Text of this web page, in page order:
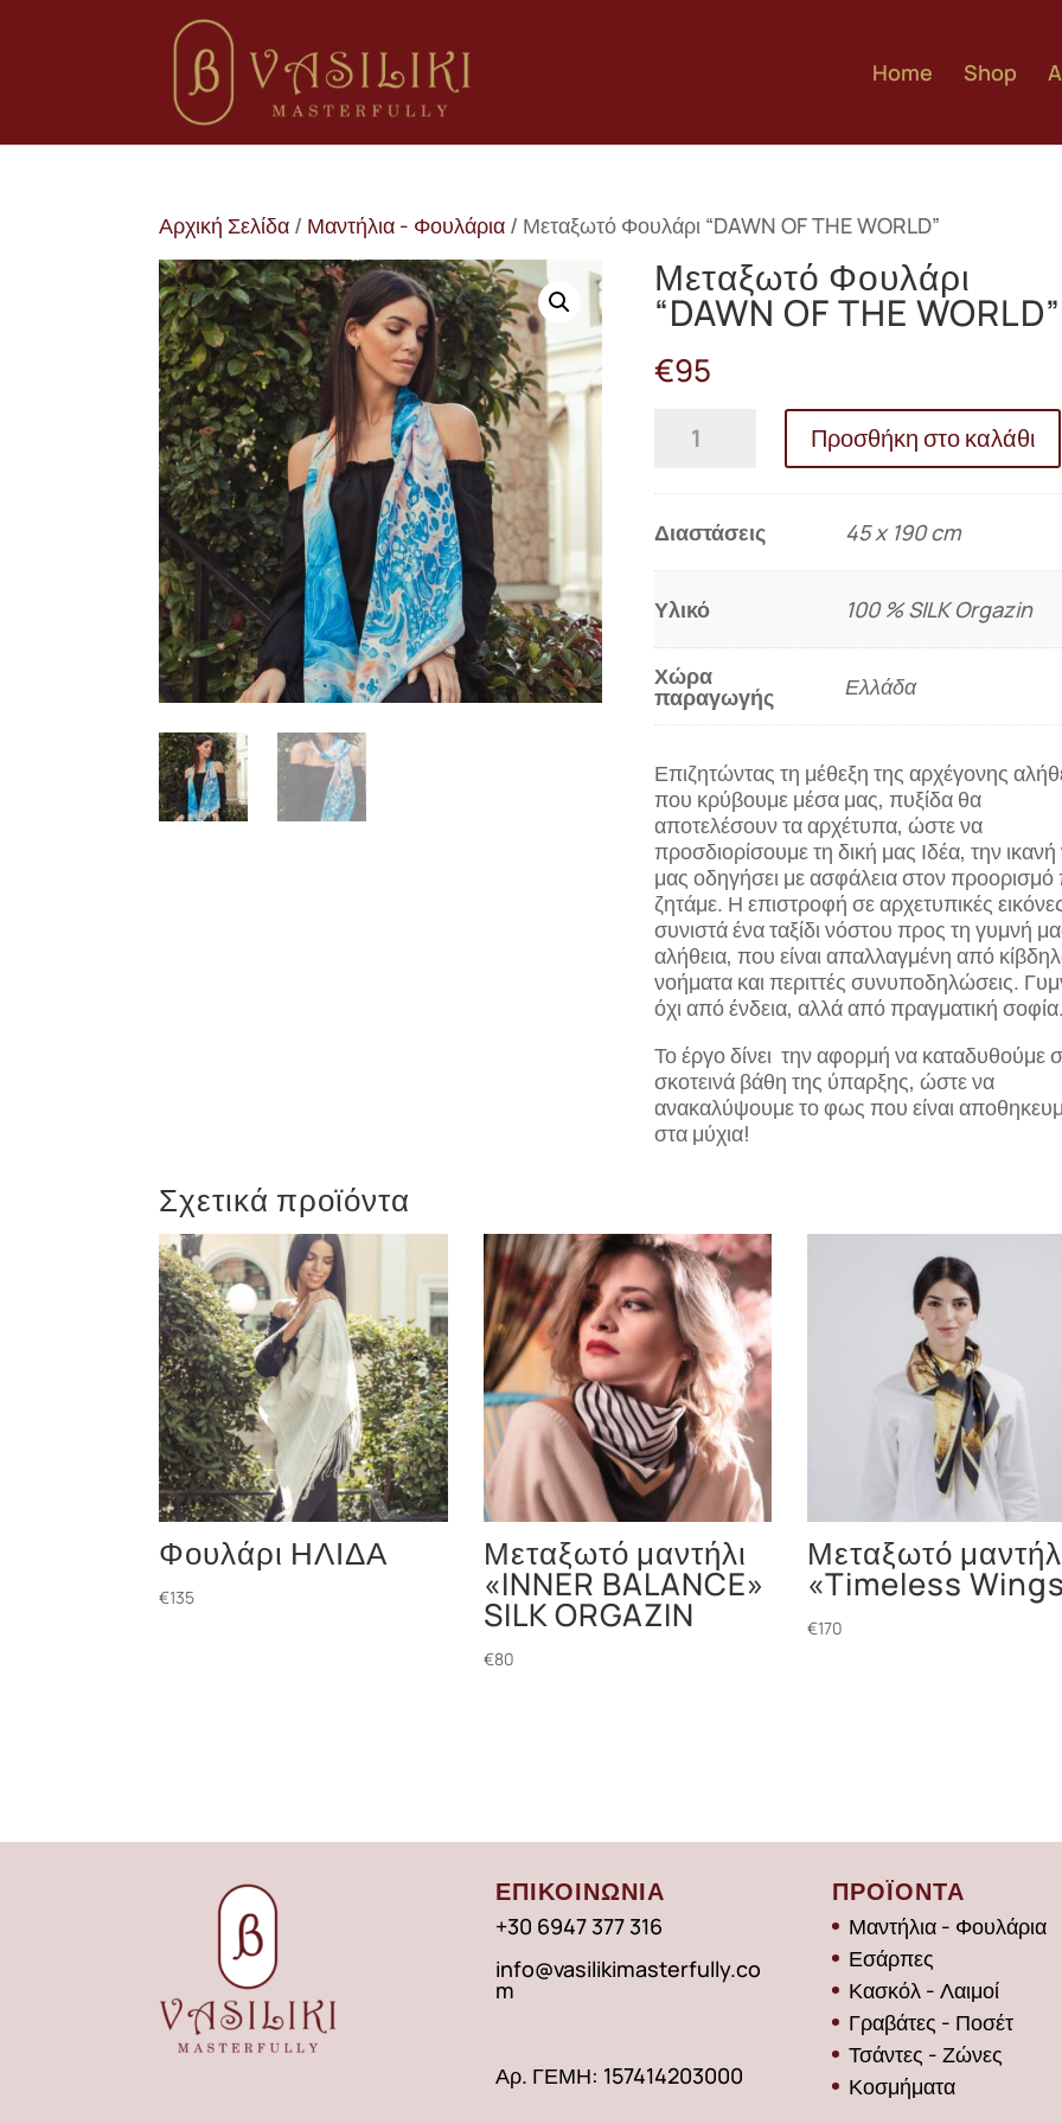
Home Shop
Αρχική Σελίδα / Μαντήλια - Φουλάρια / Μεταξωτό Φουλάρι “DAWN OF THE WORLD”
Μεταξωτό Φουλάρι
“DAWN OF THE WORLD”
€95
Φουλάρι
OF
THE
ποσότητα
Προσθήκη στο καλάθι
Διαστάσεις 45 x 190 cm
Υλικό 100 % SILK Orgazin
Χώρα
παραγωγής Ελλάδα
Επιζητώντας τη μέθεξη της αρχέγονης
που κρύβουμε μέσα μας, πυξίδα θα
αποτελέσουν τα αρχέτυπα, ώστε να
προσδιορίσουμε τη δική μας Ιδέα, την
μας οδηγήσει με ασφάλεια στον
ζητάμε. Η επιστροφή σε αρχετυπικές
συνιστά ένα ταξίδι νόστου προς τη γυμνή
αλήθεια, που είναι απαλλαγμένη από
νοήματα και περιττές συνυποδηλώσεις.
όχι από ένδεια, αλλά από πραγματική σοφία.
Το έργο δίνει την αφορμή να καταδυθούμε
σκοτεινά βάθη της ύπαρξης, ώστε να
ανακαλύψουμε το φως που είναι
στα μύχια!
Σχετικά προϊόντα
Φουλάρι ΗΛΙΔΑ
€135
Μεταξωτό μαντήλι
«INNER BALANCE»
SILK ORGAZIN
€80
Μεταξωτό
«Timeless
€170
ΕΠΙΚΟΙΝΩΝΙΑ
+30 6947 377 316
info@vasilikimasterfully.co
m
Αρ. ΓΕΜΗ: 157414203000
ΠΡΟΪΟΝΤΑ
Μαντήλια - Φουλάρια
Εσάρπες
Κασκόλ - Λαιμοί
Γραβάτες - Ποσέτ
Τσάντες - Ζώνες
Κοσμήματα